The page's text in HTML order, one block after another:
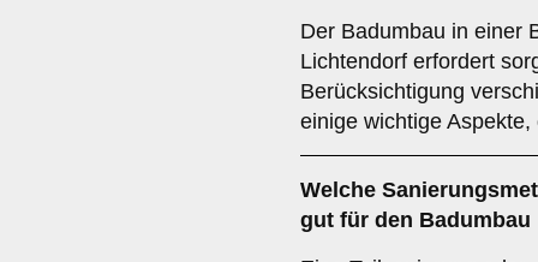
Der Badumbau in einer
Lichtendorf erfordert
Berücksichtigung
einige wichtige
Welche
gut für den